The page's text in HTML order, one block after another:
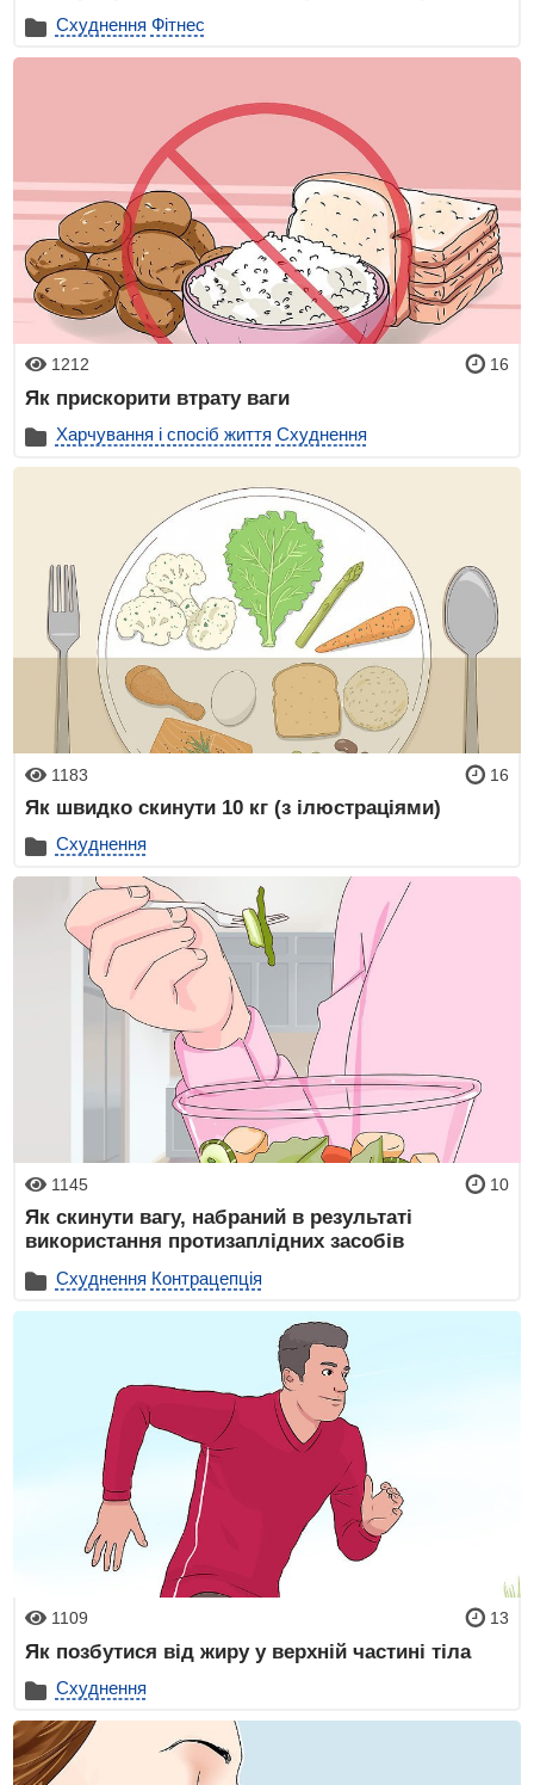
Схуднення Фітнес
1212 16
Як прискорити втрату ваги
Харчування і спосіб життя Схуднення
1183 16
Як швидко скинути 10 кг (з ілюстраціями)
Схуднення
1145 10
Як скинути вагу, набраний в результаті
використання протизаплідних засобів
Схуднення Контрацепція
1109 13
Як позбутися від жиру у верхній частині тіла
Схуднення